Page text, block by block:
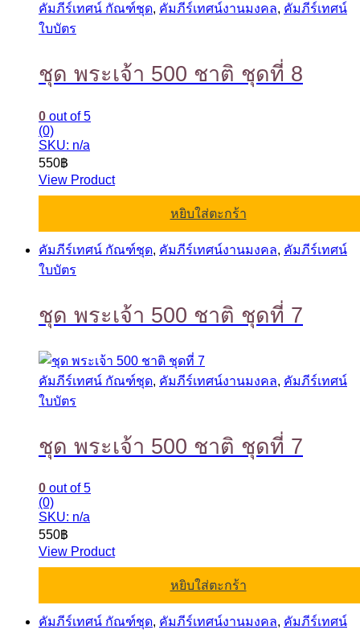
คัมภีร์เทศน์ กัณฑ์ชุด, คัมภีร์เทศน์งานมงคล, คัมภีร์เทศน์
ใบบัตร
ชุด พระเจ้า 500 ชาติ ชุดที่ 8
0 out of 5
(0)
SKU: n/a
550฿
View Product
หยิบใส่ตะกร้า
คัมภีร์เทศน์ กัณฑ์ชุด, คัมภีร์เทศน์งานมงคล, คัมภีร์เทศน์
ใบบัตร
ชุด พระเจ้า 500 ชาติ ชุดที่ 7
คัมภีร์เทศน์ กัณฑ์ชุด, คัมภีร์เทศน์งานมงคล, คัมภีร์เทศน์
ใบบัตร
ชุด พระเจ้า 500 ชาติ ชุดที่ 7
0 out of 5
(0)
SKU: n/a
550฿
View Product
หยิบใส่ตะกร้า
คัมภีร์เทศน์ กัณฑ์ชุด, คัมภีร์เทศน์งานมงคล, คัมภีร์เทศน์